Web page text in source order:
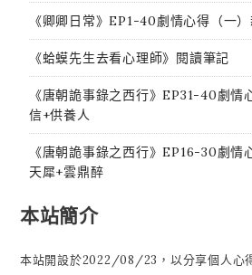
《卿卿日常》EP1-40劇情心得（一
《蛤蟆先生去看心理師》閱讀筆記
《唐朝詭事錄之西行》EP31-40劇情
信+供養人
《唐朝詭事錄之西行》EP16-30劇情
天犀+雲鼎醉
本站簡介
本站開設於2022/08/23，以分享個人心